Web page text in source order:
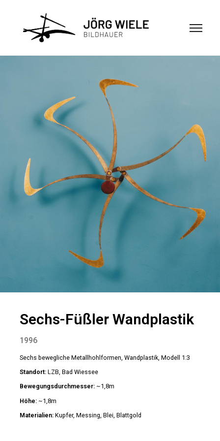
Sechs-Füßler Wandplastik
1996
Sechs bewegliche Metallhohlformen, Wandplastik, Modell 1:3
Standort: LZB, Bad Wiessee
Bewegungsdurchmesser: ~1,8m
Höhe: ~1,8m
Materialien: Kupfer, Messing, Blei, Blattgold